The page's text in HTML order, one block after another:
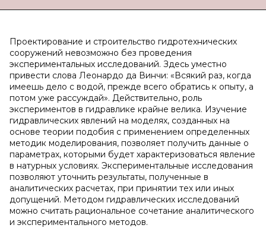
Проектирование и строительство гидротехнических
сооружений невозможно без проведения
экспериментальных исследований. Здесь уместно
привести слова Леонардо да Винчи: «Всякий раз, когда
имеешь дело с водой, прежде всего обратись к опыту, а
потом уже рассуждай». Действительно, роль
экспериментов в гидравлике крайне велика. Изучение
гидравлических явлений на моделях, созданных на
основе теории подобия с применением определенных
методик моделирования, позволяет получить данные о
параметрах, которыми будет характеризоваться явление
в натурных условиях. Экспериментальные исследования
позволяют уточнить результаты, полученные в
аналитических расчетах, при принятии тех или иных
допущений. Методом гидравлических исследований
можно считать рациональное сочетание аналитического
и экспериментального методов.